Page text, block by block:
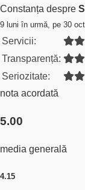
Constanța despre
9 luni în urmă, pe 30
Servicii:
Transparență:
Seriozitate:
nota acordată
5.00
media generală
4.15